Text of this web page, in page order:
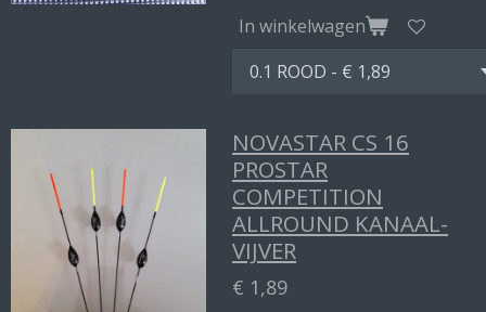
In winkelwagen
NOVASTAR CS 16
PROSTAR
COMPETITION
ALLROUND KANAAL-
VIJVER
€ 1,89